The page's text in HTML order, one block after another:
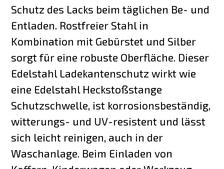
Schutz des Lacks beim täglichen Be- und
Entladen. Rostfreier Stahl in
Kombination mit Gebürstet und Silber
sorgt für eine robuste Oberfläche. Dieser
Edelstahl Ladekantenschutz wirkt wie
eine Edelstahl Heckstoßstange
Schutzschwelle, ist korrosionsbeständig,
witterungs- und UV-resistent und lässt
sich leicht reinigen, auch in der
Waschanlage. Beim Einladen von